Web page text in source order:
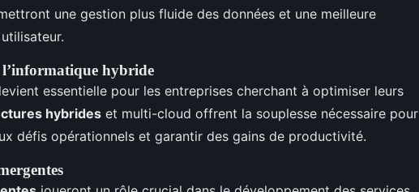
une gestion plus fluide des données et une meilleure
hybride
essentielle pour les entreprises cherchant à optimiser leurs
hybrides et multi-cloud offrent la souplesse nécessaire pour
défis opérationnels et garantir des gains de productivité.